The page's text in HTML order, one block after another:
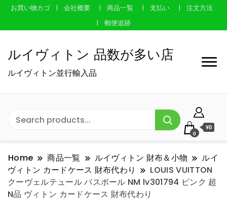
お買い物カゴ 会社概要 商品一覧 支払い
注文方法
郵便追跡
ルイヴィトン 品数が多い店
ルイヴィトン並行輸入品
0
¥0
Home 商品一覧 ルイヴィトン 財布＆小物
ルイ
ヴィトン カードケース 財布代わり
LOUIS VUITTON
クーヴェルテュール パスポール NM lv301794 ピンク 超
N品 ヴィトン カードケース 財布代わり